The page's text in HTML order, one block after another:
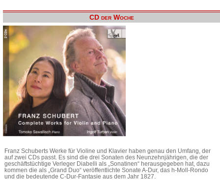
CD der Woche
Franz Schuberts Werke für Violine und Klavier haben genau den Umfang, der
auf zwei CDs passt. Es sind die drei Sonaten des Neunzehnjährigen, die der
geschäftstüchtige Verleger Diabelli als „Sonatinen“ herausgegeben hat, dazu
kommen die als „Grand Duo“ veröffentlichte Sonate A-Dur, das h-Moll-Rondo
und die bedeutende C-Dur-Fantasie aus dem Jahr 1827.